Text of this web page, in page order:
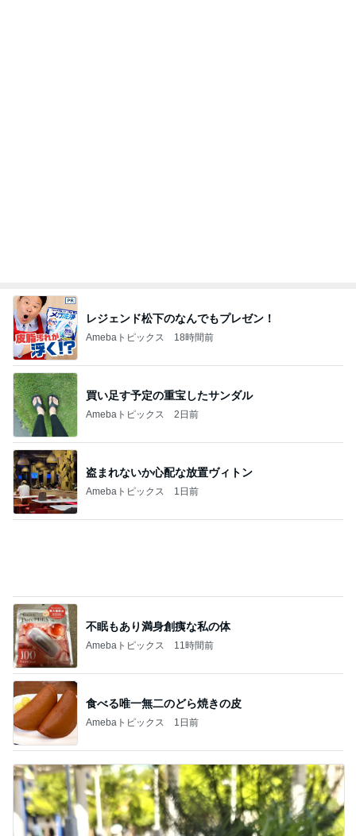
レジェンド松下のなんでもプレゼン！
Amebaトピックス 18時間前
買い足す予定の重宝したサンダル
Amebaトピックス 2日前
盗まれないか心配な放置ヴィトン
Amebaトピックス 1日前
不眠もあり満身創痍な私の体
Amebaトピックス 11時間前
食べる唯一無二のどら焼きの皮
Amebaトピックス 1日前